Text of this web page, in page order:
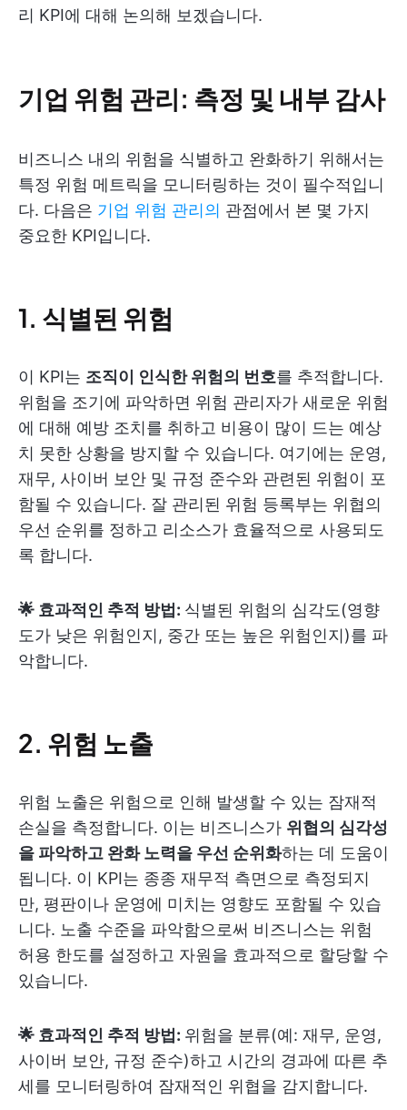
리 KPI에 대해 논의해 보겠습니다.
기업 위험 관리: 측정 및 내부 감사
비즈니스 내의 위험을 식별하고 완화하기 위해서는
특정 위험 메트릭을 모니터링하는 것이 필수적입니
다. 다음은 기업 위험 관리의 관점에서 본 몇 가지
중요한 KPI입니다.
1. 식별된 위험
이 KPI는 조직이 인식한 위험의 번호를 추적합니다.
위험을 조기에 파악하면 위험 관리자가 새로운 위험
에 대해 예방 조치를 취하고 비용이 많이 드는 예상
치 못한 상황을 방지할 수 있습니다. 여기에는 운영,
재무, 사이버 보안 및 규정 준수와 관련된 위험이 포
함될 수 있습니다. 잘 관리된 위험 등록부는 위협의
우선 순위를 정하고 리소스가 효율적으로 사용되도
록 합니다.
🌟 효과적인 추적 방법: 식별된 위험의 심각도(영향
도가 낮은 위험인지, 중간 또는 높은 위험인지)를 파
악합니다.
2. 위험 노출
위험 노출은 위험으로 인해 발생할 수 있는 잠재적
손실을 측정합니다. 이는 비즈니스가 위협의 심각성
을 파악하고 완화 노력을 우선 순위화하는 데 도움이
됩니다. 이 KPI는 종종 재무적 측면으로 측정되지
만, 평판이나 운영에 미치는 영향도 포함될 수 있습
니다. 노출 수준을 파악함으로써 비즈니스는 위험
허용 한도를 설정하고 자원을 효과적으로 할당할 수
있습니다.
🌟 효과적인 추적 방법: 위험을 분류(예: 재무, 운영,
사이버 보안, 규정 준수)하고 시간의 경과에 따른 추
세를 모니터링하여 잠재적인 위협을 감지합니다.